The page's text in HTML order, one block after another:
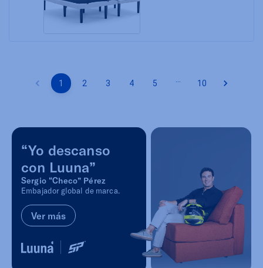
1 2 3 4 5 10
“Yo descanso
con Luuna”
Sergio “Checo” Pérez
Embajador global de marca.
Ver más